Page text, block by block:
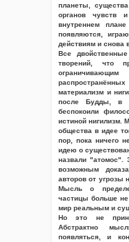
планеты,
органов чувств
внутреннем
появляются,
действиям и снова
Все
творений, что
материализм и
после Будды, в
беспокоили
истиной нигилизм.
общества в идее
пор, пока ничего
идею о
назвали "атомос".
возможным
авторов от угрозы
Мысль о
частицы больше
мир реальным и
Но это не
Абстрактно
появляться, и